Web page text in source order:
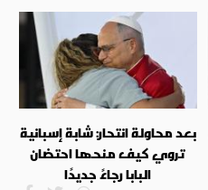
بعد محاولة انتحار: شابة إسبانية
تروي كيف منحها احتضان
البابا رجاءً جديدًا